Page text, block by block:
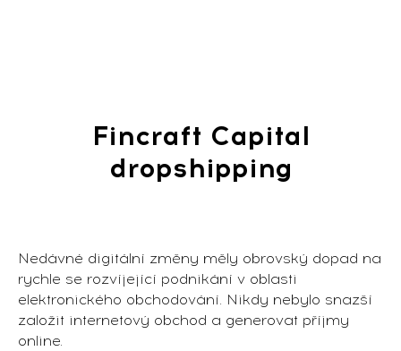
Fincraft Capital
dropshipping
Nedávné digitální změny měly obrovský dopad na
rychle se rozvíjející podnikání v oblasti
elektronického obchodování. Nikdy nebylo snazší
založit internetový obchod a generovat příjmy
online.